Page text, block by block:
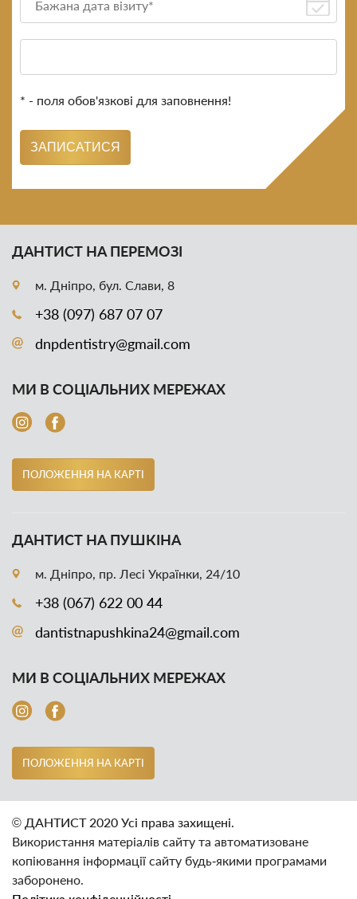
* - поля обов'язкові для заповнення!
ЗАПИСАТИСЯ
ДАНТИСТ НА ПЕРЕМОЗІ
м. Дніпро, бул. Слави, 8
+38 (097) 687 07 07
dnpdentistry@gmail.com
МИ В СОЦІАЛЬНИХ МЕРЕЖАХ
ПОЛОЖЕННЯ НА КАРТІ
ДАНТИСТ НА ПУШКІНА
м. Дніпро, пр. Лесі Українки, 24/10
+38 (067) 622 00 44
dantistnapushkina24@gmail.com
МИ В СОЦІАЛЬНИХ МЕРЕЖАХ
ПОЛОЖЕННЯ НА КАРТІ
© ДАНТИСТ 2020 Усі права захищені.
Використання матеріалів сайту та автоматизоване
копіювання інформації сайту будь‑якими програмами
заборонено.